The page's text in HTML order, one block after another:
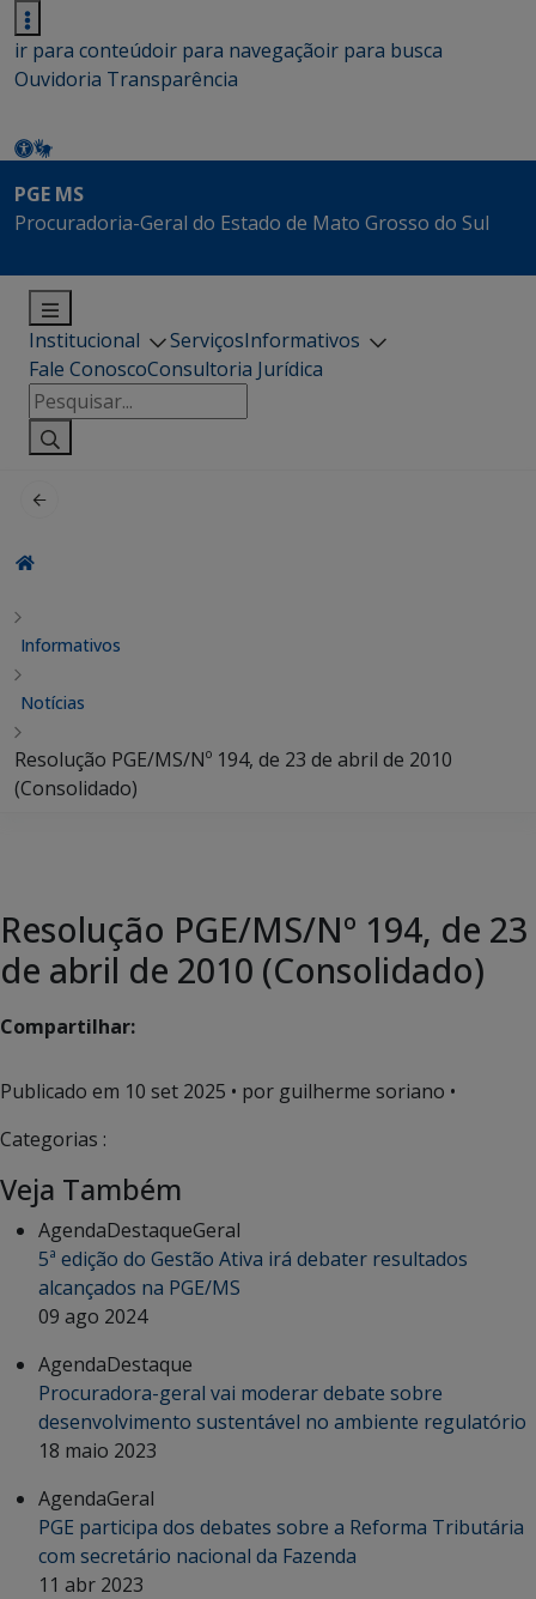
ir para conteúdoir para navegaçãoir para busca
Ouvidoria Transparência
PGE MS
Procuradoria-Geral do Estado de Mato Grosso do Sul
Institucional ServiçosInformativos
Fale ConoscoConsultoria Jurídica
Pesquisar
por:
Informativos
Notícias
Resolução PGE/MS/Nº 194, de 23 de abril de 2010
(Consolidado)
Resolução PGE/MS/Nº 194, de 23
de abril de 2010 (Consolidado)
Compartilhar:
Publicado em 10 set 2025 • por guilherme soriano •
Categorias :
Veja Também
AgendaDestaqueGeral
5ª edição do Gestão Ativa irá debater resultados
alcançados na PGE/MS
09 ago 2024
AgendaDestaque
Procuradora-geral vai moderar debate sobre
desenvolvimento sustentável no ambiente regulatório
18 maio 2023
AgendaGeral
PGE participa dos debates sobre a Reforma Tributária
com secretário nacional da Fazenda
11 abr 2023